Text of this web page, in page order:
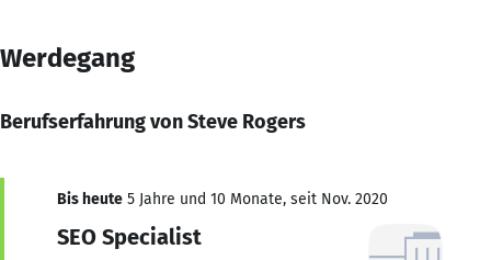
Werdegang
Berufserfahrung von Steve Rogers
Bis heute 5 Jahre und 10 Monate, seit Nov. 2020
SEO Specialist